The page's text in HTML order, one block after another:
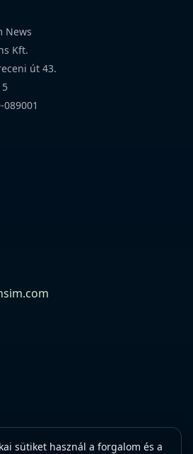
sütiket használ a forgalom és a
News
Kft.
út 43.
089001